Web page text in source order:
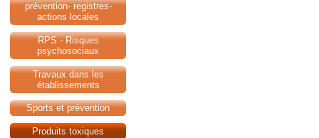
prévention- registres-
actions locales
RPS - Risques
psychosociaux
Travaux dans les
établissements
Sports et prévention
Produits toxiques